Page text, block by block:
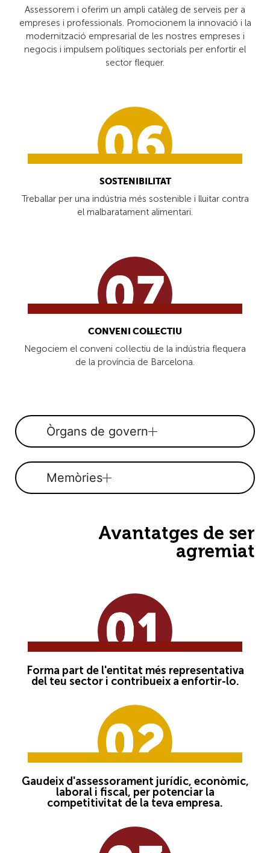
Assessorem i oferim un ampli catàleg de serveis per a
empreses i professionals. Promocionem la innovació i la
modernització empresarial de les nostres empreses i
negocis i impulsem polítiques sectorials per enfortir el
sector flequer.
SOSTENIBILITAT
Treballar per una indústria més sostenible i lluitar contra
el malbaratament alimentari.
CONVENI COL·LECTIU
Negociem el conveni col·lectiu de la indústria flequera
de la província de Barcelona.
Òrgans de govern
Memòries
Avantatges de ser
agremiat
Forma part de l'entitat més representativa
del teu sector i contribueix a enfortir-lo.
Gaudeix d'assessorament jurídic, econòmic,
laboral i fiscal, per potenciar la
competitivitat de la teva empresa.